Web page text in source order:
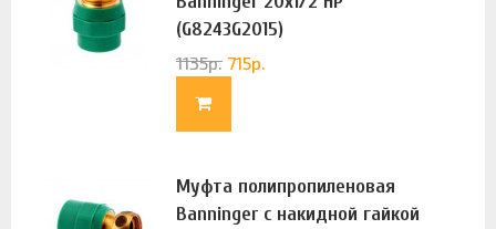
(G8243G2015)
1135р. 715р.
Муфта полипропиленовая
Banninger с накидной гайкой